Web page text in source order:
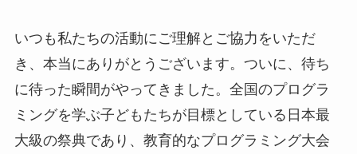
いつも私たちの活動にご理解とご協力をいただ
き、本当にありがとうございます。ついに、待ち
に待った瞬間がやってきました。全国のプログラ
ミングを学ぶ子どもたちが目標としている日本最
大級の祭典であり、教育的なプログラミング大会